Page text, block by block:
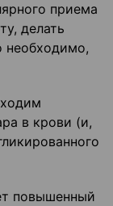
приема
делать
необходимо,
в крови (и,
повышенный